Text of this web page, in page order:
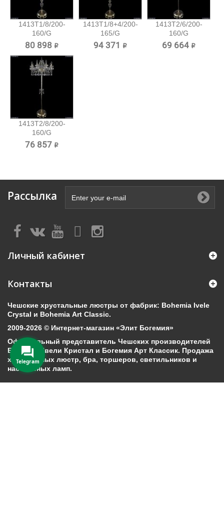
1413T1/8/200-
160/G
Хрустальный
80 898 ₽
1413T1/8+4/200-
165/G
Хрустальный...
94 371 ₽
1413T2/6/200-
160/G
Хрустальный
69 664 ₽
1413T2/8/200-
160/G
Хрустальный
76 857 ₽
Рассылка
Личный кабинет
Контакты
Чешские хрустальные люстры от фабрик: Bohemia Ivele
Crystal и Bohemia Art Classic.
2009-2026 © Интернет-магазин «Элит Богемия»
Официальный представитель Чешских производителей
Богемия Ивели Кристал и Богемия Арт Классик. Продажа
хрустальных люстр, бра, торшеров, светильников и
настольных ламп.
Telegram